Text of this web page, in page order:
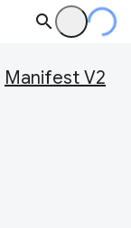
Manifest V2